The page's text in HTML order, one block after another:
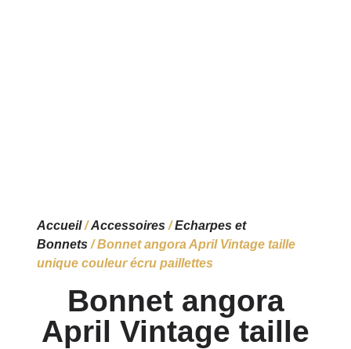
Accueil/Accessoires/Echarpes et
Bonnets/ Bonnet angora April Vintage taille
unique couleur écru paillettes
Bonnet angora
April Vintage taille